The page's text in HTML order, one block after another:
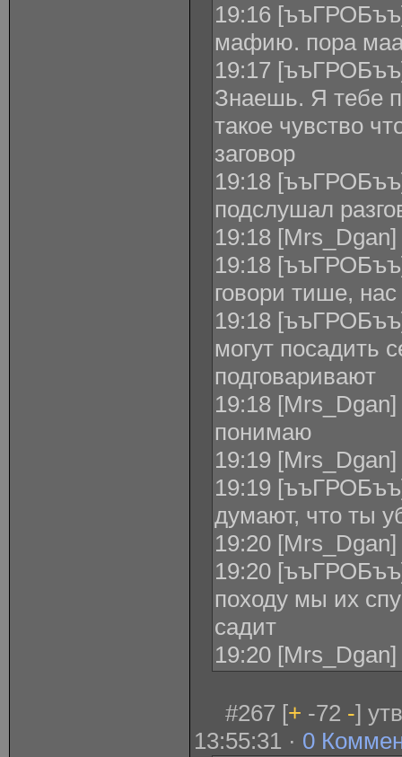
19:16
мафию. пора
19:17
Знаешь. Я тебе
такое чувство
заговор
19:18
подслушал
19:18
19:18
говори тише,
19:18
могут посадить
подговаривают
19:18
понимаю
19:19
19:19
думают, что ты
19:20
19:20
походу мы их
садит
19:20
#267 [+ -72 -]
13:55:31 · 0